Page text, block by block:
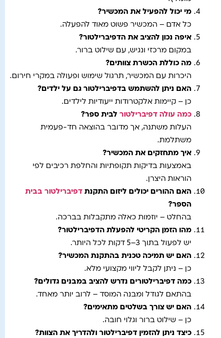
מי יכול להפעיל את המכשיר?
כל אדם – המכשיר פשוט מאוד להפעלה.
איפה נכון להציב את הדפיברילטור?
במקום מרכזי ונגיש, עם שילוט ברור.
מה כוללת הכשרת צוותים?
היכרות עם המכשיר, תרגול שימוש ופעולה במקרי חירום.
האם ניתן להשתמש בדפיברילטור גם על ילדים?
כן – קיימות אלקטרודות ייעודיות לילדים.
כמה עולה דפיברילטור לבית ספר?
העלות משתנה, אך מדובר בהוצאה חד-פעמית
משתלמת.
איך מתחזקים את המכשיר?
באמצעות בדיקות תקופתיות והחלפת רכיבים לפי
הוראות היצרן.
האם ההורים יכולים ליזום התקנת דפיברילטור בבית
הספר?
בהחלט – יוזמות כאלה מתקבלות בברכה.
מהו הזמן הקריטי להפעלת הדפיברילטור?
יש לפעול בתוך 3–5 דקות לכל היותר.
האם יש תמיכה טכנית בהתקנת המכשיר?
כן – ניתן לקבל ליווי מקצועי מלא.
כמה דפיברילטורים נדרש להציב במבנים גדולים?
בהתאם לגודל ומבנה המוסד – לרוב יותר מאחד.
האם יש צורך בשלטים מתאימים?
כן – שילוט ברור וגלוי חובה.
כיצד ניתן להזמין דפיברילטור ולהדריך את הצוות?